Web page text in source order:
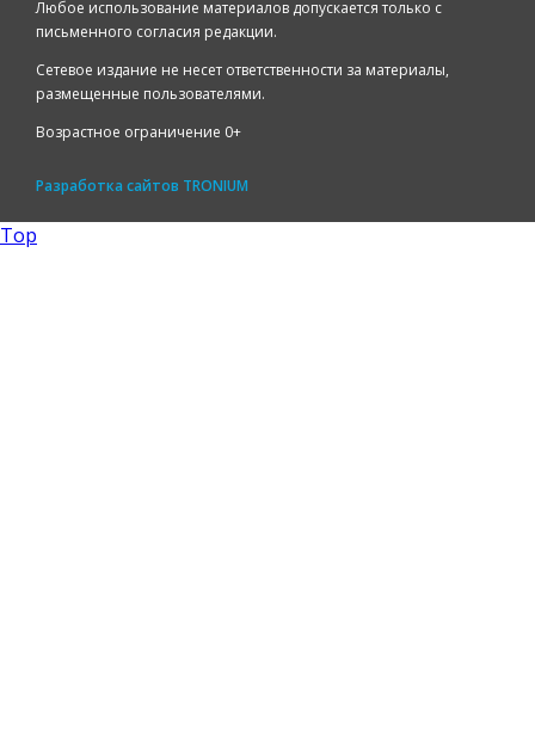
Любое использование материалов допускается только с
письменного согласия редакции.
Сетевое издание не несет ответственности за материалы,
размещенные пользователями.
Возрастное ограничение 0+
Разработка сайтов TRONIUM
Top